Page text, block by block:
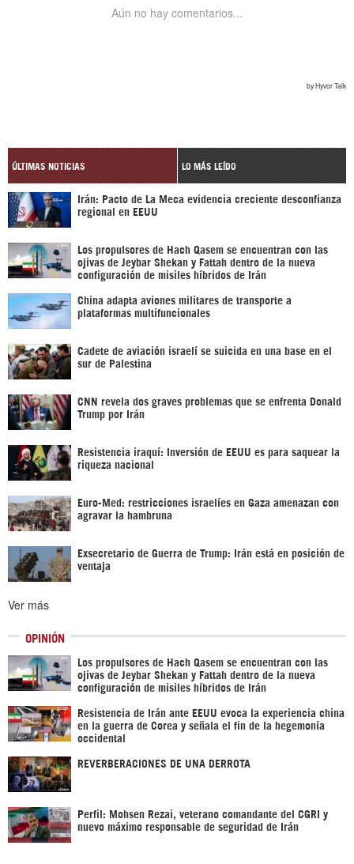
ÚLTIMAS NOTICIAS LO MÁS LEÍDO
Irán: Pacto de La Meca evidencia creciente desconfianza
regional en EEUU
Los propulsores de Hach Qasem se encuentran con las
ojivas de Jeybar Shekan y Fattah dentro de la nueva
configuración de misiles híbridos de Irán
China adapta aviones militares de transporte a
plataformas multifuncionales
Cadete de aviación israelí se suicida en una base en el
sur de Palestina
CNN revela dos graves problemas que se enfrenta Donald
Trump por Irán
Resistencia iraquí: Inversión de EEUU es para saquear la
riqueza nacional
Euro-Med: restricciones israelíes en Gaza amenazan con
agravar la hambruna
Exsecretario de Guerra de Trump: Irán está en posición de
ventaja
Ver más
OPINIÓN
Los propulsores de Hach Qasem se encuentran con las
ojivas de Jeybar Shekan y Fattah dentro de la nueva
configuración de misiles híbridos de Irán
Resistencia de Irán ante EEUU evoca la experiencia china
en la guerra de Corea y señala el fin de la hegemonía
occidental
REVERBERACIONES DE UNA DERROTA
Perfil: Mohsen Rezai, veterano comandante del CGRI y
nuevo máximo responsable de seguridad de Irán